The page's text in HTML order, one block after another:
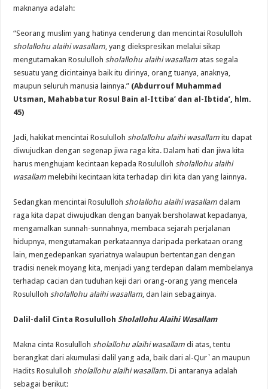
maknanya adalah:
“Seorang muslim yang hatinya cenderung dan mencintai Rosululloh
sholallohu alaihi wasallam , yang diekspresikan melalui sikap
mengutamakan Rosululloh sholallohu alaihi wasallam atas segala
sesuatu yang dicintainya baik itu dirinya, orang tuanya, anaknya,
maupun seluruh manusia lainnya.” (Abdurrouf Muhammad
Utsman, Mahabbatur Rosul Bain al-Ittiba’ dan al-Ibtida’, hlm.
45)
Jadi, hakikat mencintai Rosululloh sholallohu alaihi wasallam itu dapat
diwujudkan dengan segenap jiwa raga kita. Dalam hati dan jiwa kita
harus menghujam kecintaan kepada Rosululloh sholallohu alaihi
wasallam melebihi kecintaan kita terhadap diri kita dan yang lainnya.
Sedangkan mencintai Rosululloh sholallohu alaihi wasallam dalam
raga kita dapat diwujudkan dengan banyak bersholawat kepadanya,
mengamalkan sunnah-sunnahnya, membaca sejarah perjalanan
hidupnya, mengutamakan perkataannya daripada perkataan orang
lain, mengedepankan syariatnya walaupun bertentangan dengan
tradisi nenek moyang kita, menjadi yang terdepan dalam membelanya
terhadap cacian dan tuduhan keji dari orang-orang yang mencela
Rosululloh sholallohu alaihi wasallam , dan lain sebagainya.
Dalil-dalil Cinta Rosululloh Sholallohu Alaihi Wasallam
Makna cinta Rosululloh sholallohu alaihi wasallam di atas, tentu
berangkat dari akumulasi dalil yang ada, baik dari al-Qur`an maupun
Hadits Rosululloh sholallohu alaihi wasallam. Di antaranya adalah
sebagai berikut: